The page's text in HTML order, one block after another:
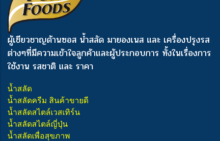
ผู้เชียวชาญด้านซอส น้ำสลัด มายองเนส และ เครื่องปรุงรส
ต่างๆที่มีความเข้าใจลูกค้าและผู้ประกอบการ ทั้งในเรื่องการ
ใช้งาน รสชาติ และ ราคา
น้ำสลัด
น้ำสลัดครีม สินค้าขายดี
น้ำสลัดสไตล์เวสเทิร์น
น้ำสลัดสไตล์ญี่ปุ่น
น้ำสลัดเพื่อสุขภาพ